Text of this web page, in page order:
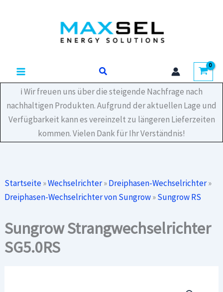
Suchen
ℹ️ Wir freuen uns über die steigende Nachfrage nach
nachhaltigen Produkten. Aufgrund der aktuellen Lage und
Verfügbarkeit kann es vereinzelt zu längeren Lieferzeiten
kommen. Vielen Dank für Ihr Verständnis!
Startseite»Wechselrichter»Dreiphasen-Wechselrichter»
Dreiphasen-Wechselrichter von Sungrow»Sungrow RS
Sungrow Strangwechselrichter
SG5.0RS